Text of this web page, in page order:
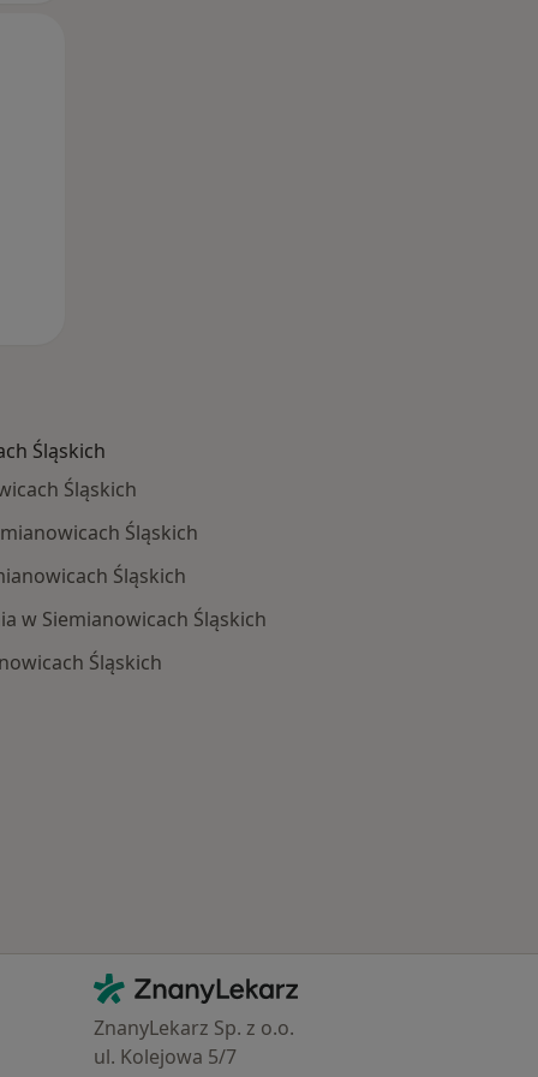
Śląskich
Śląskich
Śląskich
Śląskich
w Siemianowicach Śląskich
Śląskich
Kontakt
ZnanyLekarz - Strona główna
ZnanyLekarz Sp. z o.o.
ul. Kolejowa 5/7